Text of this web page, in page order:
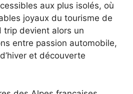
aux plus isolés, où
joyaux du tourisme de
trip devient alors un
entre passion automobile,
et découverte